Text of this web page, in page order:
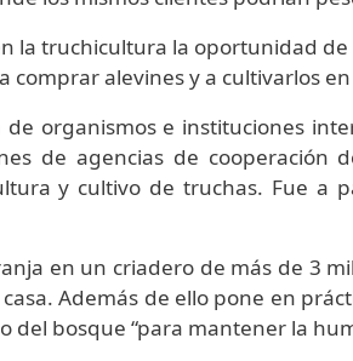
la truchicultura la oportunidad
comprar alevines y a cultivarlos
organismos e instituciones
de agencias de cooperación
y cultivo de truchas. Fue
en un criadero de más de 3
Además de ello pone en
del bosque “para mantener la